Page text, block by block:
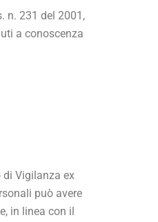
n. 231 del 2001,
a conoscenza
di Vigilanza ex
può avere
in linea con il